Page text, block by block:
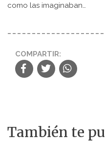
como las imaginaban…
COMPARTIR:
También te